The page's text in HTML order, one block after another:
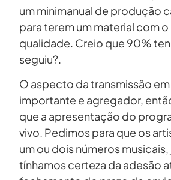
um minimanual de produção
para terem um material com
qualidade. Creio que 90%
seguiu?.
O aspecto da transmissão
importante e agregador,
que a apresentação do
vivo. Pedimos para que os
um ou dois números musicais,
tínhamos certeza da adesão